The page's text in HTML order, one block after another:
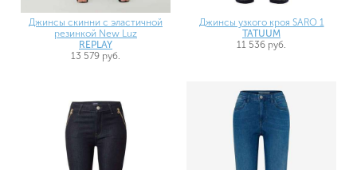
Джинсы скинни с эластичной
резинкой New Luz
REPLAY
13 579 руб.
Джинсы узкого кроя SARO 1
TATUUM
11 536 руб.